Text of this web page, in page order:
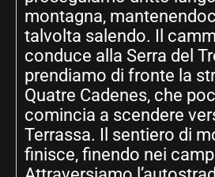
montagna,
talvolta salendo. Il
conduce alla Serra del
prendiamo di fronte la
Quatre Cadenes, che
comincia a scendere
Terrassa. Il sentiero di
finisce, finendo nei